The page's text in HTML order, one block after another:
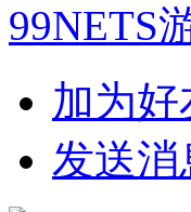
99NETS
加为好
发送消